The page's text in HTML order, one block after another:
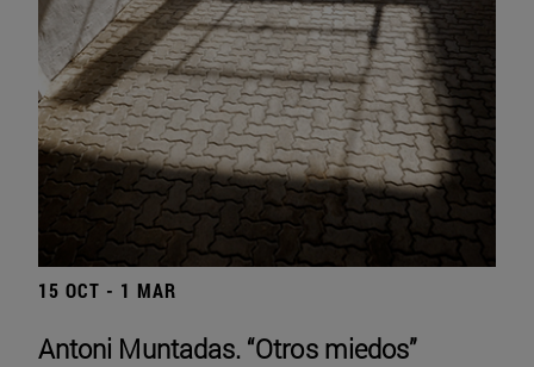
15 OCT - 1 MAR
Antoni Muntadas. “Otros miedos”